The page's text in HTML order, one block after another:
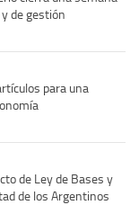
de gestión
para una
de Ley de Bases y
de los Argentinos